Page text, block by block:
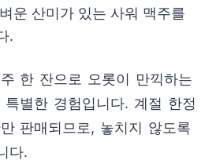
운 산미가 있는 사워 맥주를
.
한 잔으로 오롯이 만끽하는
별한 경험입니다. 계절 한정
판매되므로, 놓치지 않도록
다.